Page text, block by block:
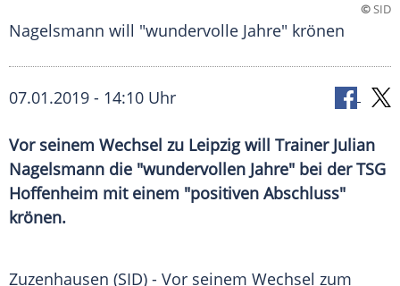
©SID
Nagelsmann will "wundervolle Jahre" krönen
07.01.2019 - 14:10 Uhr
Vor seinem Wechsel zu Leipzig will Trainer Julian
Nagelsmann die "wundervollen Jahre" bei der TSG
Hoffenheim mit einem "positiven Abschluss"
krönen.
Zuzenhausen (SID) - Vor seinem Wechsel zum